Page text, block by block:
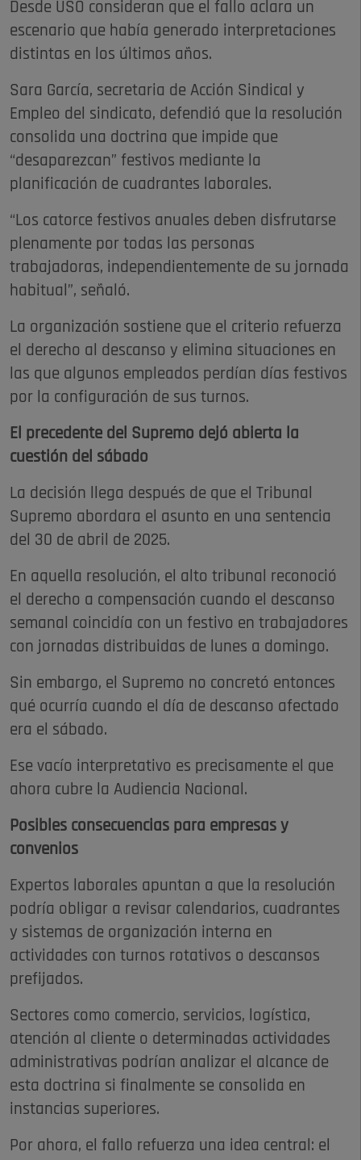
Desde USO consideran que el fallo aclara un
escenario que había generado interpretaciones
distintas en los últimos años.
Sara García, secretaria de Acción Sindical y
Empleo del sindicato, defendió que la resolución
consolida una doctrina que impide que
“desaparezcan” festivos mediante la
planificación de cuadrantes laborales.
“Los catorce festivos anuales deben disfrutarse
plenamente por todas las personas
trabajadoras, independientemente de su jornada
habitual”, señaló.
La organización sostiene que el criterio refuerza
el derecho al descanso y elimina situaciones en
las que algunos empleados perdían días festivos
por la configuración de sus turnos.
El precedente del Supremo dejó abierta la
cuestión del sábado
La decisión llega después de que el Tribunal
Supremo abordara el asunto en una sentencia
del 30 de abril de 2025.
En aquella resolución, el alto tribunal reconoció
el derecho a compensación cuando el descanso
semanal coincidía con un festivo en trabajadores
con jornadas distribuidas de lunes a domingo.
Sin embargo, el Supremo no concretó entonces
qué ocurría cuando el día de descanso afectado
era el sábado.
Ese vacío interpretativo es precisamente el que
ahora cubre la Audiencia Nacional.
Posibles consecuencias para empresas y
convenios
Expertos laborales apuntan a que la resolución
podría obligar a revisar calendarios, cuadrantes
y sistemas de organización interna en
actividades con turnos rotativos o descansos
prefijados.
Sectores como comercio, servicios, logística,
atención al cliente o determinadas actividades
administrativas podrían analizar el alcance de
esta doctrina si finalmente se consolida en
instancias superiores.
Por ahora, el fallo refuerza una idea central: el